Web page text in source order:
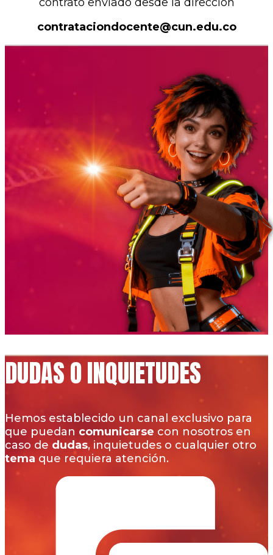
contrataciondocente@cun.edu.co
DUDAS O INQUIETUDES
Hemos establecido un canal exclusivo para
que puedan comunicarse con nosotros en
caso de dudas, inquietudes o cualquier otro
tema que requiera atención.